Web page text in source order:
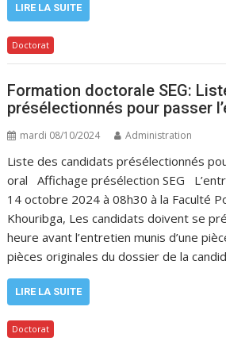
LIRE LA SUITE
Doctorat
Formation doctorale SEG:
présélectionnés pour passer
mardi 08/10/2024 Administration
Liste des candidats présélectionnés
oral Affichage présélection SEG
14 octobre 2024 à 08h30 à la Faculté
Khouribga, Les candidats doivent se
heure avant l’entretien munis d’une
pièces originales du dossier de la
LIRE LA SUITE
Doctorat